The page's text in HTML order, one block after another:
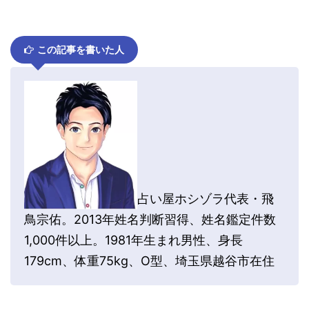
この記事を書いた人
占い屋ホシゾラ代表・飛
鳥宗佑。2013年姓名判断習得、姓名鑑定件数
1,000件以上。1981年生まれ男性、身長
179cm、体重75kg、O型、埼玉県越谷市在住